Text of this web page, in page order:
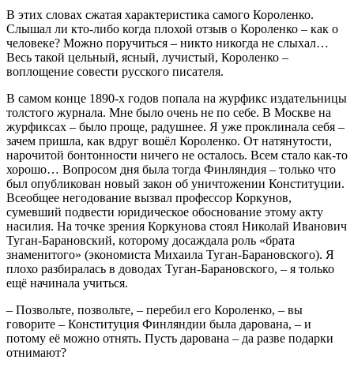
В этих словах сжатая характеристика самого Короленко.
Слышал ли кто-либо когда плохой отзыв о Короленко – как о
человеке? Можно поручиться – никто никогда не слыхал…
Весь такой цельный, ясный, лучистый, Короленко –
воплощение совести русского писателя.
В самом конце 1890-х годов попала на журфикс издательницы
толстого журнала. Мне было очень не по себе. В Москве на
журфиксах – было проще, радушнее. Я уже проклинала себя –
зачем пришла, как вдруг вошёл Короленко. От натянутости,
нарочитой бонтонности ничего не осталось. Всем стало как-то
хорошо… Вопросом дня была тогда Финляндия – только что
был опубликован новый закон об уничтожении Конституции.
Всеобщее негодование вызвал профессор Коркунов,
сумевший подвести юридическое обоснование этому акту
насилия. На точке зрения Коркунова стоял Николай Иванович
Туган-Барановский, которому досаждала роль «брата
знаменитого» (экономиста Михаила Туган-Барановского). Я
плохо разбиралась в доводах Туган-Барановского, – я только
ещё начинала учиться.
– Позвольте, позвольте, – перебил его Короленко, – вы
говорите – Конституция Финляндии была дарована, – и
потому её можно отнять. Пусть дарована – да разве подарки
отнимают?